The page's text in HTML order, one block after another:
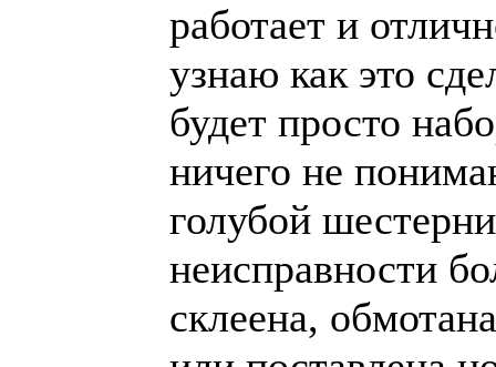
работает и
узнаю как это
будет просто
ничего не
голубой
неисправности
склеена,